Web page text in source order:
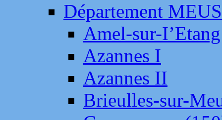
Département
Amel-sur-
Azannes I
Azannes II
Brieulles-sur-